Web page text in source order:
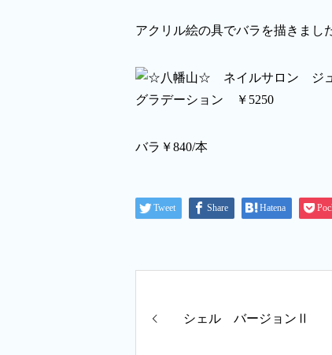
アクリル絵の具でバラを描きまし
グラデーション ￥5250
バラ￥840/本
Tweet Share Hatena
シェル バージョンⅡ